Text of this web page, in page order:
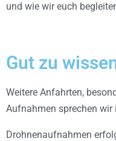
und wie wir euch
Gut zu
Weitere Anfahrten,
Aufnahmen sprechen
Drohnenaufnahmen